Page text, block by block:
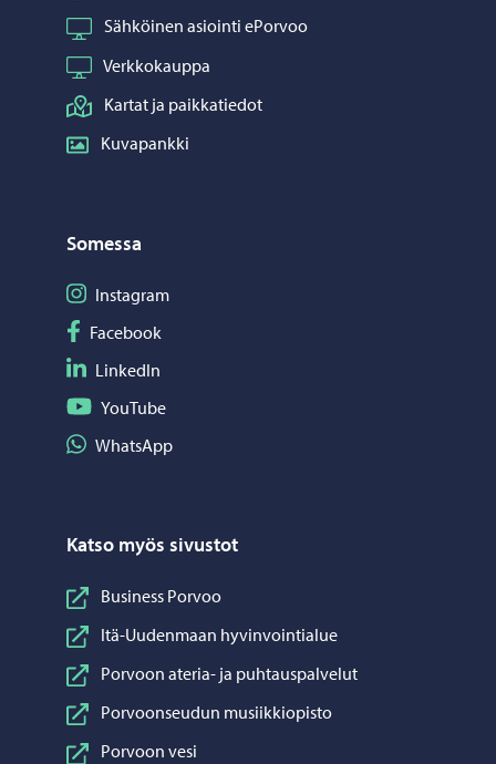
Sähköinen asiointi ePorvoo
Verkkokauppa
Kartat ja paikkatiedot
Kuvapankki
Somessa
Seuraa Instagram
Instagram
Seuraa Facebook
Facebook
Seuraa LinkedIn
LinkedIn
Seuraa YouTube
YouTube
Jaa WhatsApp
WhatsApp
Katso myös sivustot
Business Porvoo
Itä-Uudenmaan hyvinvointialue
Porvoon ateria- ja puhtauspalvelut
Porvoonseudun musiikkiopisto
Porvoon vesi